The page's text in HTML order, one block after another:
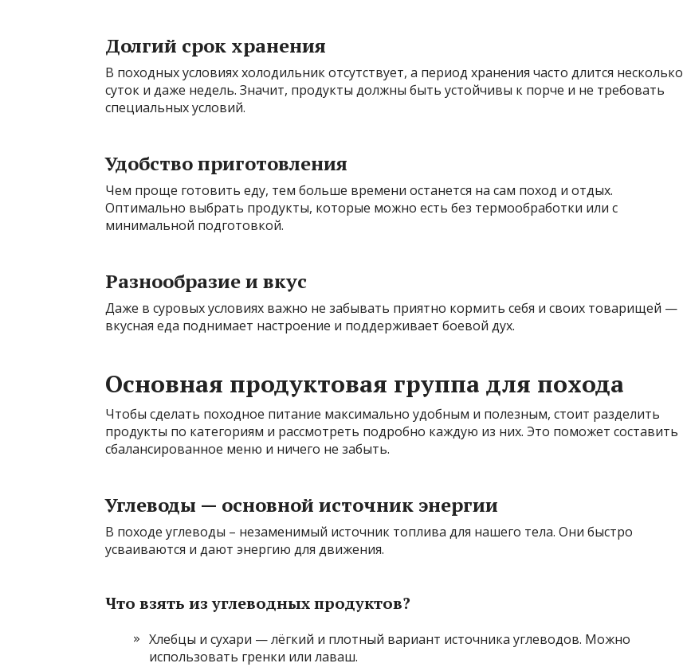
Долгий срок хранения
В походных условиях холодильник отсутствует, а период хранения часто длится несколько
суток и даже недель. Значит, продукты должны быть устойчивы к порче и не требовать
специальных условий.
Удобство приготовления
Чем проще готовить еду, тем больше времени останется на сам поход и отдых.
Оптимально выбрать продукты, которые можно есть без термообработки или с
минимальной подготовкой.
Разнообразие и вкус
Даже в суровых условиях важно не забывать приятно кормить себя и своих товарищей —
вкусная еда поднимает настроение и поддерживает боевой дух.
Основная продуктовая группа для похода
Чтобы сделать походное питание максимально удобным и полезным, стоит разделить
продукты по категориям и рассмотреть подробно каждую из них. Это поможет составить
сбалансированное меню и ничего не забыть.
Углеводы — основной источник энергии
В походе углеводы – незаменимый источник топлива для нашего тела. Они быстро
усваиваются и дают энергию для движения.
Что взять из углеводных продуктов?
Хлебцы и сухари — лёгкий и плотный вариант источника углеводов. Можно
использовать гренки или лаваш.